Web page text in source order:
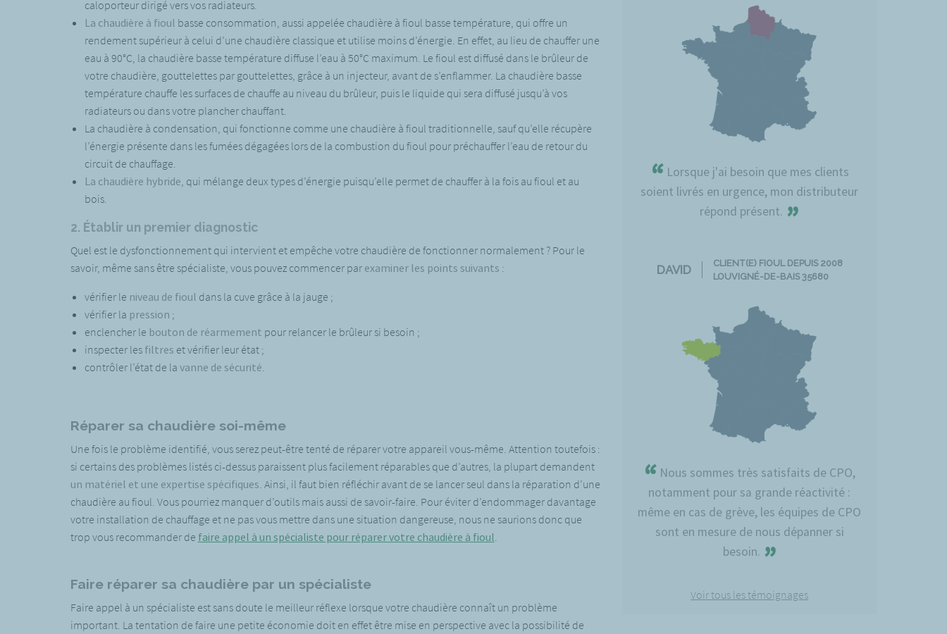
caloporteur dirigé vers vos radiateurs.
La chaudière à fioul basse consommation, aussi appelée chaudière à fioul basse température, qui offre un
rendement supérieur à celui d’une chaudière classique et utilise moins d’énergie. En effet, au lieu de chauffer une
eau à 90°C, la chaudière basse température diffuse l’eau à 50°C maximum. Le fioul est diffusé dans le brûleur de
votre chaudière, gouttelettes par gouttelettes, grâce à un injecteur, avant de s’enflammer. La chaudière basse
température chauffe les surfaces de chauffe au niveau du brûleur, puis le liquide qui sera diffusé jusqu’à vos
radiateurs ou dans votre plancher chauffant.
La chaudière à condensation, qui fonctionne comme une chaudière à fioul traditionnelle, sauf qu’elle récupère
l’énergie présente dans les fumées dégagées lors de la combustion du fioul pour préchauffer l’eau de retour du
circuit de chauffage.
La chaudière hybride , qui mélange deux types d’énergie puisqu’elle permet de chauffer à la fois au fioul et au
bois.
2. Établir un premier diagnostic
Quel est le dysfonctionnement qui intervient et empêche votre chaudière de fonctionner normalement ? Pour le
savoir, même sans être spécialiste, vous pouvez commencer par examiner les points suivants :
vérifier le niveau de fioul dans la cuve grâce à la jauge ;
vérifier la pression ;
enclencher le bouton de réarmement pour relancer le brûleur si besoin ;
inspecter les filtres et vérifier leur état ;
contrôler l’état de la vanne de sécurité
Réparer sa chaudière soi-même
Une fois le problème identifié, vous serez peut-être tenté de réparer votre appareil vous-même. Attention toutefois :
si certains des problèmes listés ci-dessus paraissent plus facilement réparables que d’autres, la plupart demandent
un matériel et une expertise spécifiques . Ainsi, il faut bien réfléchir avant de se lancer seul dans la réparation d’une
chaudière au fioul. Vous pourriez manquer d’outils mais aussi de savoir-faire. Pour éviter d’endommager davantage
votre installation de chauffage et ne pas vous mettre dans une situation dangereuse, nous ne saurions donc que
trop vous recommander de faire appel à un spécialiste pour réparer votre chaudière à fioul
Faire réparer sa chaudière par un spécialiste
Faire appel à un spécialiste est sans doute le meilleur réflexe lorsque votre chaudière connaît un problème
important. La tentation de faire une petite économie doit en effet être mise en perspective avec la possibilité de
“ Lorsque j'ai besoin que mes clients
soient livrés en urgence, mon distributeur
répond présent. ”
DAVID
CLIENT(E) FIOUL DEPUIS 2008
LOUVIGNÉ-DE-BAIS 35680
“ Nous sommes très satisfaits de CPO,
notamment pour sa grande réactivité :
même en cas de grève, les équipes de CPO
sont en mesure de nous dépanner si
besoin. ”
Voir tous les témoignages